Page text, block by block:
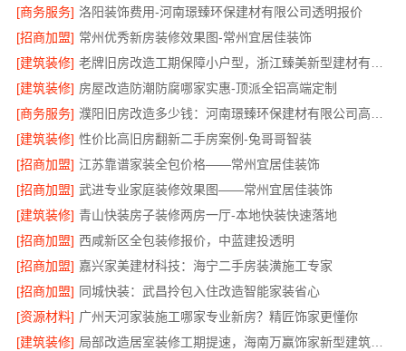
[商务服务] 洛阳装饰费用-河南璟臻环保建材有限公司透明报价
[招商加盟] 常州优秀新房装修效果图-常州宜居佳装饰
[建筑装修]
[建筑装修] 房屋改造防潮防腐哪家实惠-顶派全铝高端定制
[商务服务]
[建筑装修] 性价比高旧房翻新二手房案例-兔哥哥智装
[招商加盟] 江苏靠谱家装全包价格——常州宜居佳装饰
[招商加盟] 武进专业家庭装修效果图——常州宜居佳装饰
[建筑装修] 青山快装房子装修两房一厅-本地快装快速落地
[招商加盟] 西咸新区全包装修报价，中蓝建投透明
[招商加盟] 嘉兴家美建材科技：海宁二手房装潢施工专家
[招商加盟] 同城快装：武昌拎包入住改造智能家装省心
[资源材料] 广州天河家装施工哪家专业新房？精匠饰家更懂你
[建筑装修]
局部改造居室装修工期提速，海南万赢饰家新型建筑材料有限公高效交付